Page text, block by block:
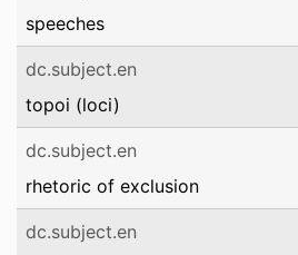
speeches
dc.subject.en
topoi (loci)
dc.subject.en
rhetoric of exclusion
dc.subject.en